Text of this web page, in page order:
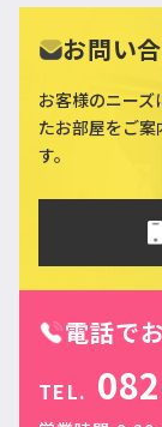
お問い
お客様のニー
たお部屋をご
す。
電話で
TEL.